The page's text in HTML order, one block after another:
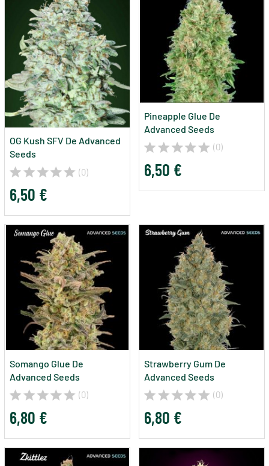
OG Kush SFV De Advanced
Seeds
(0)
6,50 €
Pineapple Glue De
Advanced Seeds
(0)
6,50 €
Somango Glue De
Advanced Seeds
(0)
6,80 €
Strawberry Gum De
Advanced Seeds
(0)
6,80 €